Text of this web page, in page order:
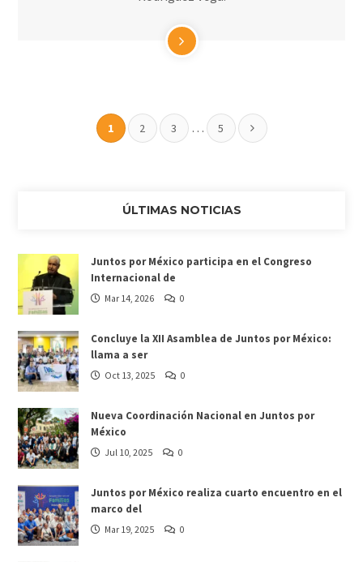
1 2 3 … 5
ÚLTIMAS NOTICIAS
Juntos por México participa en el Congreso
Internacional de
Mar 14, 2026 0
Concluye la XII Asamblea de Juntos por México:
llama a ser
Oct 13, 2025 0
Nueva Coordinación Nacional en Juntos por
México
Jul 10, 2025 0
Juntos por México realiza cuarto encuentro en el
marco del
Mar 19, 2025 0